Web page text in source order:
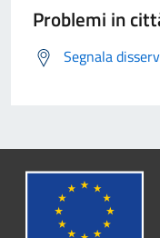
Problemi in
Segnala